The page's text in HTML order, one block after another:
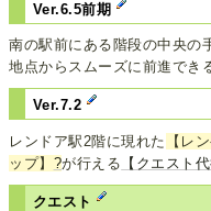
Ver.6.5前期
南の駅前にある階段の中央の
地点からスムーズに前進でき
Ver.7.2
レンドア駅2階に現れた 【レ
ップ】 ?が行える 【クエスト
クエスト